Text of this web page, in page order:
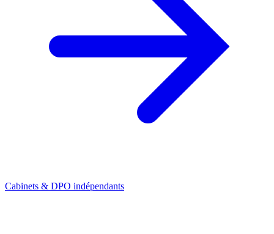
Cabinets & DPO indépendants